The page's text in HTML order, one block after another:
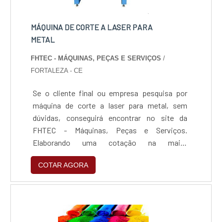
MÁQUINA DE CORTE A LASER PARA
METAL
FHTEC - MÁQUINAS, PEÇAS E SERVIÇOS /
FORTALEZA - CE
Se o cliente final ou empresa pesquisa por
máquina de corte a laser para metal, sem
dúvidas, conseguirá encontrar no site da
FHTEC - Máquinas, Peças e Serviços.
Elaborando uma cotação na maior
especialista do segmento e encontrando a
sofisticação, qualidade e preço justo em um
só lugar.Quando a questão é máquina de corte
Peças e Serviços o cliente conseguirá
proteção com consultoria para compra de
COTAR AGORA